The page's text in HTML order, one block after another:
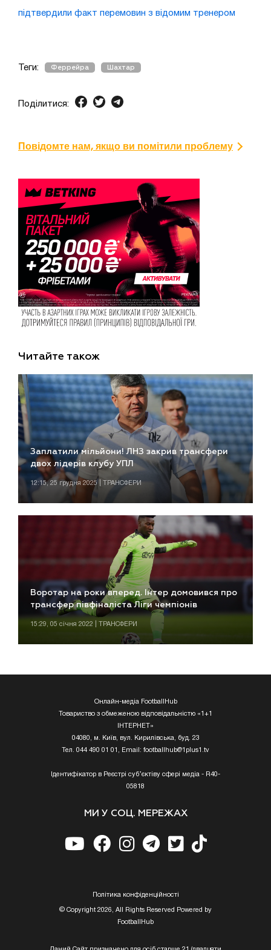
підтвердили факт перемовин з відомим тренером
Теги: Феррейра Шахтар
Поділитися:
Повідомте нам, якщо ви помітили проблему
Читайте також
Заплатили мільйони! ЛНЗ закрив трансфери
двох лідерів клубу УПЛ
12:15, 25 грудня 2025 | ТРАНСФЕРИ
Воротар на роки вперед. Інтер домовився про
трансфер півфіналіста Ліги чемпіонів
15:29, 05 січня 2022 | ТРАНСФЕРИ
Онлайн-медіа FootballHub
Товариство з обмеженою відповідальністю «1+1
ІНТЕРНЕТ»
04080, м. Київ, вул. Кирилівська, буд. 23
Тел. 044 490 01 01, Email: footballhub@1plus1.tv
Ідентифікатор в Реєстрі суб’єктіву сфері медіа - R40-
05818
МИ У СОЦ. МЕРЕЖАХ
Полiтика конфiденцiйностi
© Copyright 2026, All Rights Reserved Powered by
FootballHub